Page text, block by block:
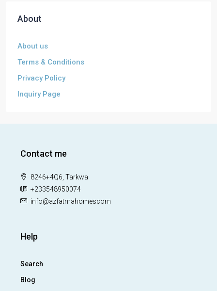
About
About us
Terms & Conditions
Privacy Policy
Inquiry Page
Contact me
8246+4Q6, Tarkwa
+233548950074
info@azfatmahomescom
Help
Search
Blog